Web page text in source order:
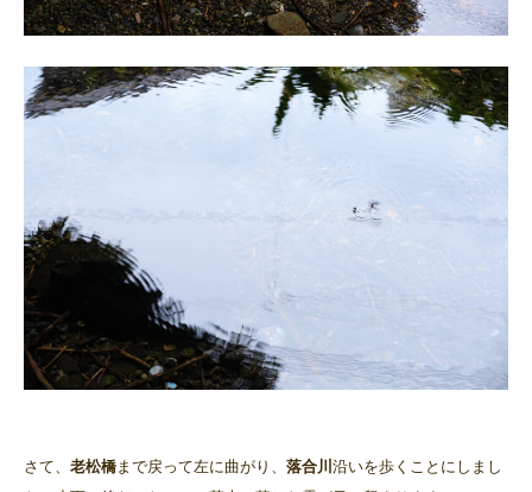
さて、 老松橋 まで戻って左に曲がり、 落合川 沿いを歩くことにしまし